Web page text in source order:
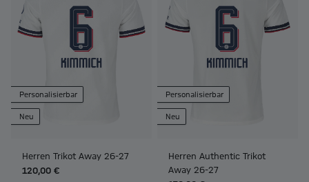
Personalisierbar
Neu
Herren Trikot Away 26-27
120,00 €
Personalisierbar
Neu
Herren Authentic Trikot
Away 26-27